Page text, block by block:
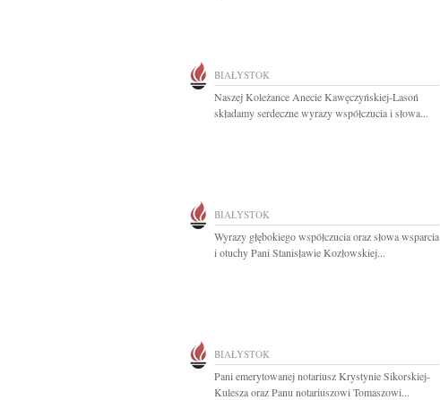
BIAŁYSTOK
Naszej Koleżance Anecie Kawęczyńskiej-Lasoń
składamy serdeczne wyrazy współczucia i słowa...
BIAŁYSTOK
Wyrazy głębokiego współczucia oraz słowa wsparcia
i otuchy Pani Stanisławie Kozłowskiej...
BIAŁYSTOK
Pani emerytowanej notariusz Krystynie Sikorskiej-
Kulesza oraz Panu notariuszowi Tomaszowi...